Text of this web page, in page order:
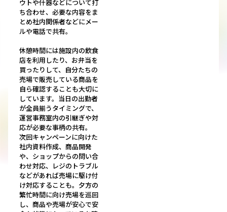
ウトや什器などについて打
ち合わせ、必要な内容をま
とめ社内関係者などにメー
ルや電話で共有。
休憩時間には施設内の飲食
店を利用したり、お弁当を
買ったりして、自分たちの
売場で販売している商品を
自ら確認することも大切に
しています。当日の出勤者
が全員揃うタイミングで、
運営事務室内の引継ぎや対
応が必要な事柄の共有。
次回キャンペーンに向けた
社内資料作成、商品開発
や、ショップからの問い合
わせ対応、レジのトラブル
などがあれば売場に駆け付
け対応することも。夕方の
繁忙時間に向け売場を巡回
し、商品や売場が安心で安